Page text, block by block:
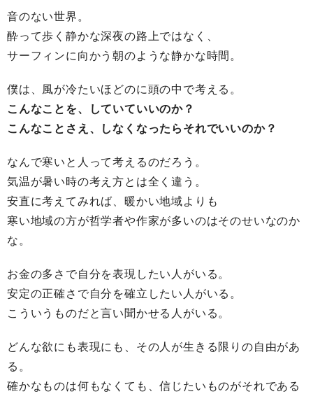
音のない世界。
酔って歩く静かな深夜の路上ではなく、
サーフィンに向かう朝のような静かな時間。
僕は、風が冷たいほどのに頭の中で考える。
こんなことを、していていいのか？
こんなことさえ、しなくなったらそれでいいのか？
なんで寒いと人って考えるのだろう。
気温が暑い時の考え方とは全く違う。
安直に考えてみれば、暖かい地域よりも
寒い地域の方が哲学者や作家が多いのはそのせいなのか
な。
お金の多さで自分を表現したい人がいる。
安定の正確さで自分を確立したい人がいる。
こういうものだと言い聞かせる人がいる。
どんな欲にも表現にも、その人が生きる限りの自由があ
る。
確かなものは何もなくても、信じたいものがそれである